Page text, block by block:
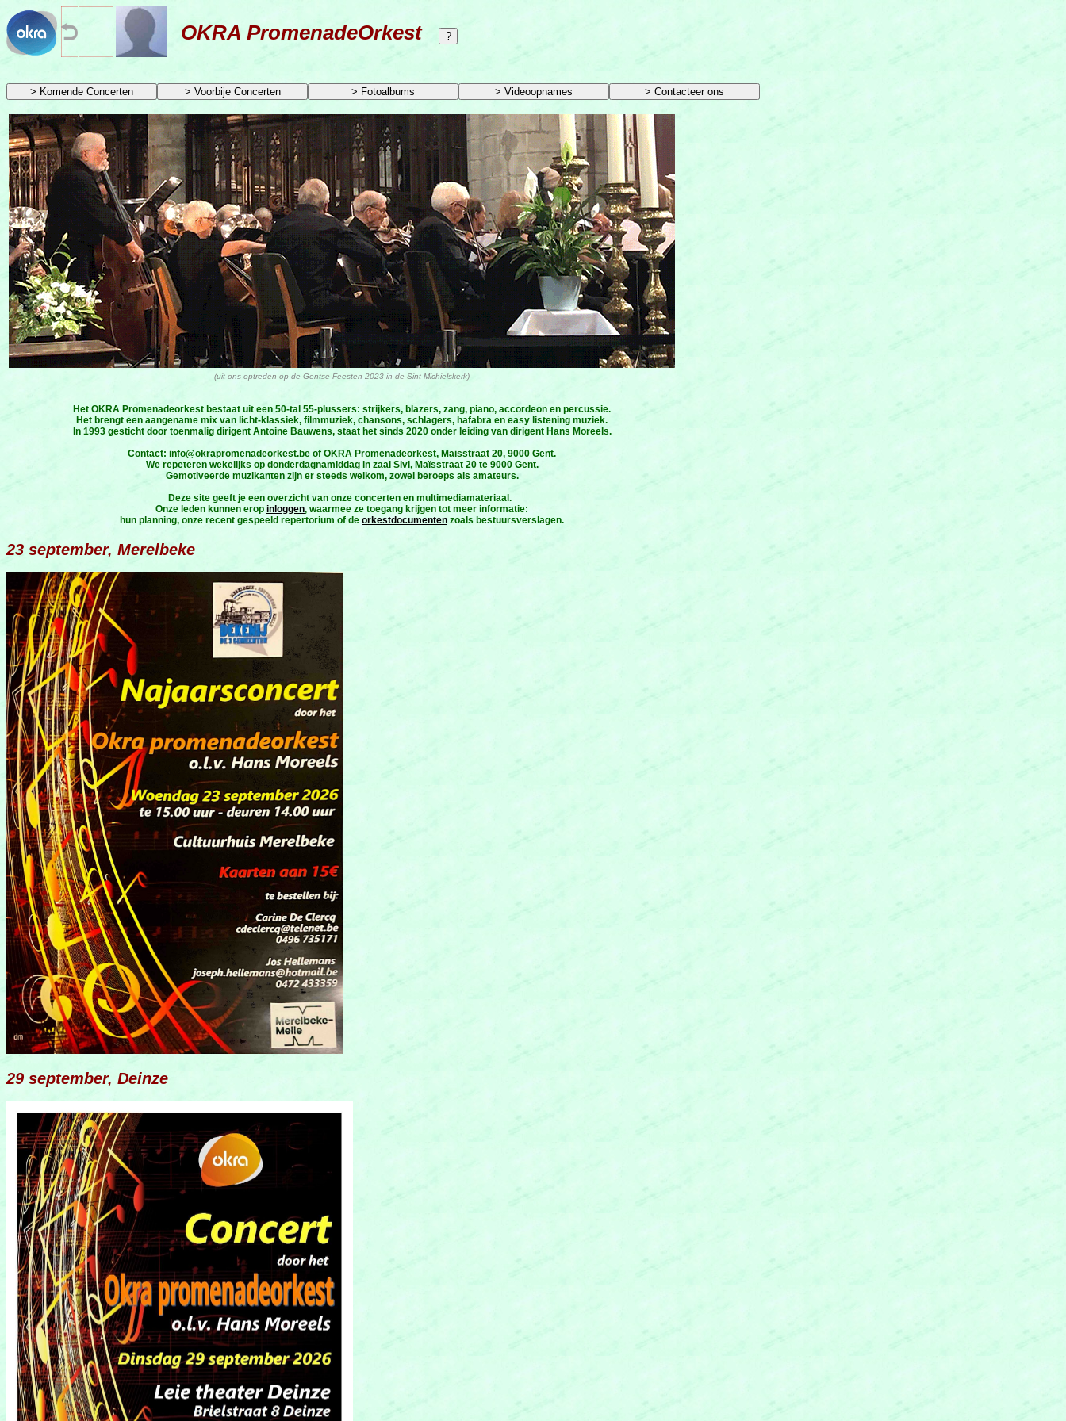
OKRA PromenadeOrkest
(uit ons optreden op de Gentse Feesten 2023 in de Sint Michielskerk)
Het OKRA Promenadeorkest bestaat uit een 50-tal 55-plussers: strijkers, blazers, zang, piano, accordeon en percussie.
Het brengt een aangename mix van licht-klassiek, filmmuziek, chansons, schlagers, hafabra en easy listening muziek.
In 1993 gesticht door toenmalig dirigent Antoine Bauwens, staat het sinds 2020 onder leiding van dirigent Hans Moreels.
Contact: info@okrapromenadeorkest.be of OKRA Promenadeorkest, Maisstraat 20, 9000 Gent.
We repeteren wekelijks op donderdagnamiddag in zaal Sivi, Maïsstraat 20 te 9000 Gent.
Gemotiveerde muzikanten zijn er steeds welkom, zowel beroeps als amateurs.
Deze site geeft je een overzicht van onze concerten en multimediamateriaal.
Onze leden kunnen erop inloggen, waarmee ze toegang krijgen tot meer informatie:
hun planning, onze recent gespeeld repertorium of de orkestdocumenten zoals bestuursverslagen.
23 september, Merelbeke
29 september, Deinze